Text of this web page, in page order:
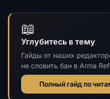
📖
Углубитесь в тему
Гайды от наших
не словить бан в Arma
Полный гайд по